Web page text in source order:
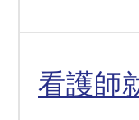
看護師